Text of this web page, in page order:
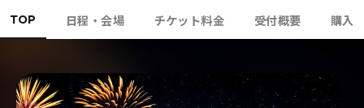
TOP 日程・会場 チケット料金 受付概要 購入